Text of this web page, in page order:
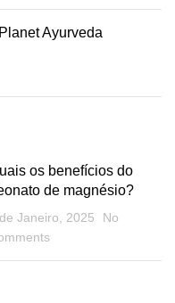
Ayurveda
os benefícios do
de magnésio?
Janeiro, 2025
No